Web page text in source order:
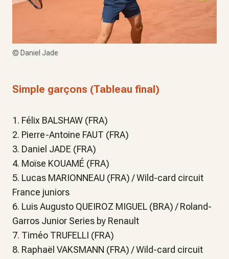
© Daniel Jade
Simple garçons (Tableau final)
1. Félix BALSHAW (FRA)
2. Pierre-Antoine FAUT (FRA)
3. Daniel JADE (FRA)
4. Moïse KOUAMÉ (FRA)
5. Lucas MARIONNEAU (FRA) / Wild-card circuit
France juniors
6. Luis Augusto QUEIROZ MIGUEL (BRA) / Roland-
Garros Junior Series by Renault
7. Timéo TRUFELLI (FRA)
8. Raphaël VAKSMANN (FRA) / Wild-card circuit